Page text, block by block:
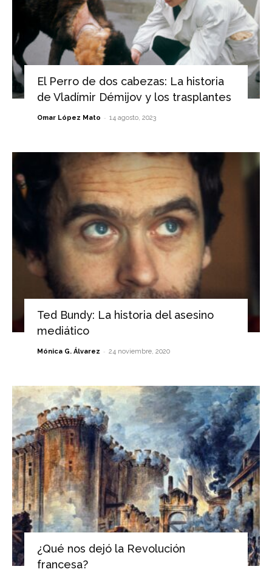
El Perro de dos cabezas: La historia
de Vladímir Démijov y los trasplantes
Omar López Mato - 14 agosto, 2023
Ted Bundy: La historia del asesino
mediático
Mónica G. Álvarez - 24 noviembre, 2020
¿Qué nos dejó la Revolución
francesa?